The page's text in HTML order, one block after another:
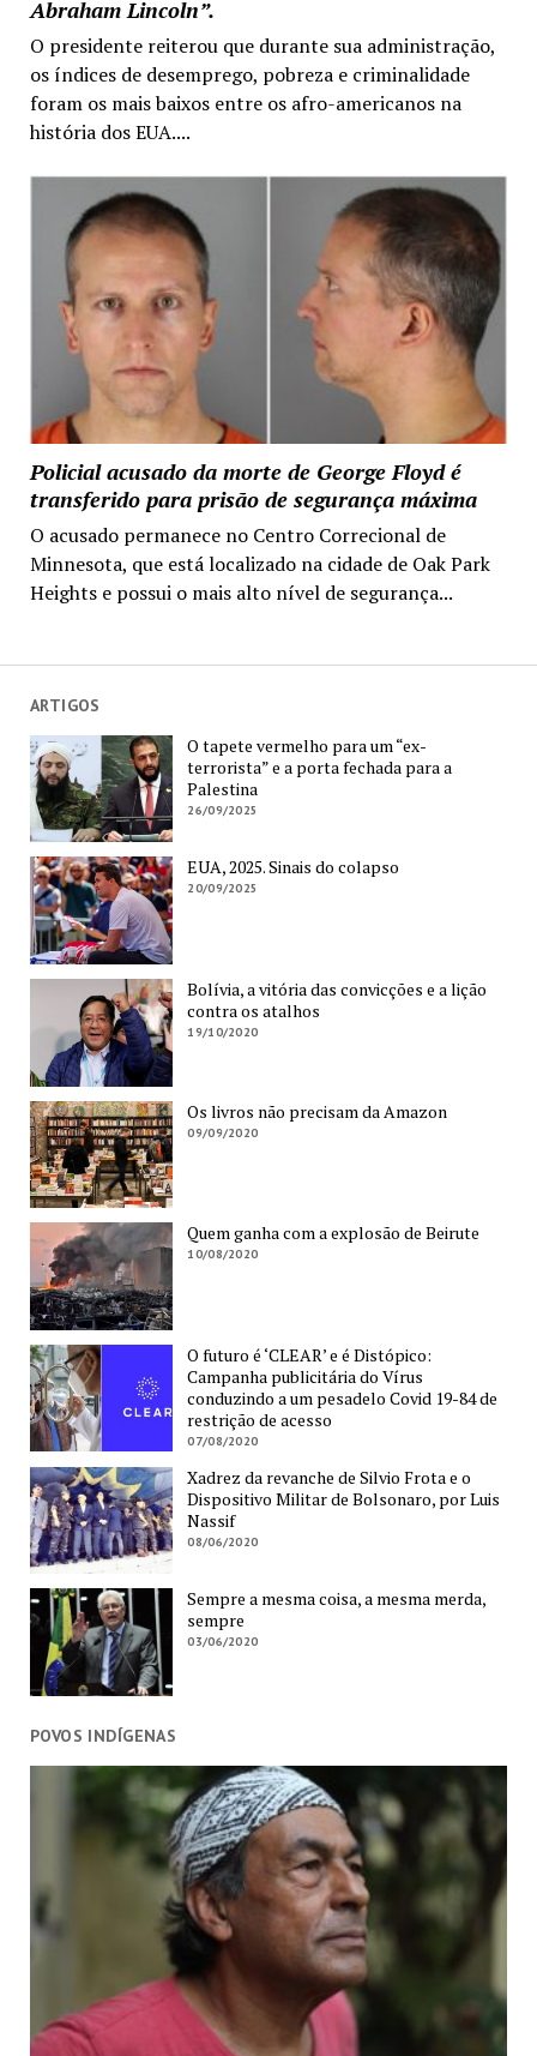
Abraham Lincoln”.
O presidente reiterou que durante sua administração,
os índices de desemprego, pobreza e criminalidade
foram os mais baixos entre os afro-americanos na
história dos EUA....
Policial acusado da morte de George Floyd é
transferido para prisão de segurança máxima
O acusado permanece no Centro Correcional de
Minnesota, que está localizado na cidade de Oak Park
Heights e possui o mais alto nível de segurança...
ARTIGOS
O tapete vermelho para um “ex-
terrorista” e a porta fechada para a
Palestina
26/09/2025
EUA, 2025. Sinais do colapso
20/09/2025
Bolívia, a vitória das convicções e a lição
contra os atalhos
19/10/2020
Os livros não precisam da Amazon
09/09/2020
Quem ganha com a explosão de Beirute
10/08/2020
O futuro é ‘CLEAR’ e é Distópico:
Campanha publicitária do Vírus
conduzindo a um pesadelo Covid 19-84 de
restrição de acesso
07/08/2020
Xadrez da revanche de Silvio Frota e o
Dispositivo Militar de Bolsonaro, por Luis
Nassif
08/06/2020
Sempre a mesma coisa, a mesma merda,
sempre
03/06/2020
POVOS INDÍGENAS